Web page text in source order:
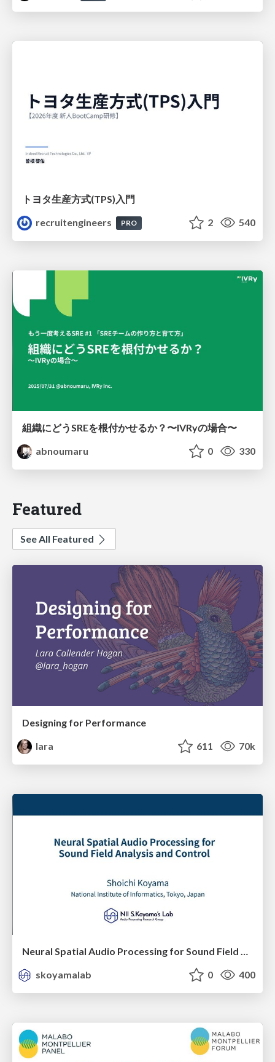
トヨタ⽣産⽅式(TPS)⼊⾨
recruitengineers
PRO 2 540
組織にどうSREを根付かせるか？〜IVRyの場合〜
abnoumaru
0 330
Featured
See All Featured
Designing for Performance
lara
611 70k
Neural Spatial Audio Processing for Sound Field Analysis and Control
skoyamalab
0 400